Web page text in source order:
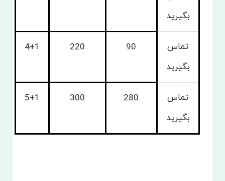
بگیرید
تماس
بگیرید
90
220
4+1
تماس
بگیرید
280
300
5+1